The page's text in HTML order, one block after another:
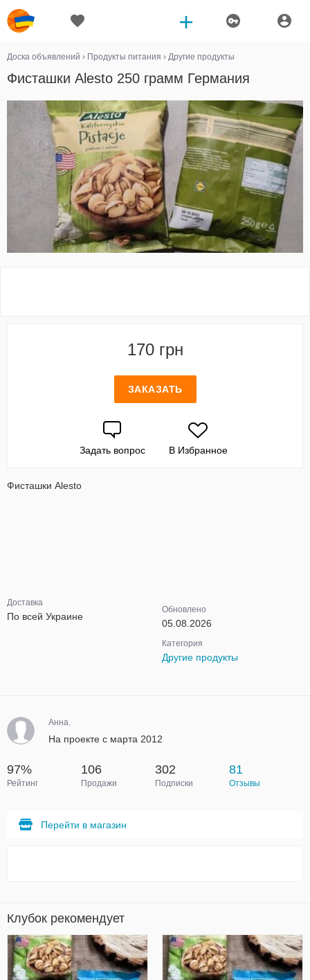
Доска объявлений › Продукты питания › Другие продукты
Фисташки Alesto 250 грамм Германия
170 грн
ЗАКАЗАТЬ
Задать вопрос В Избранное
Фисташки Alesto
Доставка
По всей Украине
Обновлено
05.08.2026
Категория
Другие продукты
Анна.
На проекте с марта 2012
97%
Рейтинг
106
Продажи
302
Подписки
81
Отзывы
Перейти в магазин
Клубок рекомендует